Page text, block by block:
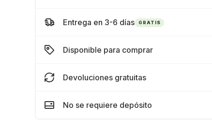
Entrega en 3-6 días GRATIS
Disponible para comprar
Devoluciones gratuitas
No se requiere depósito